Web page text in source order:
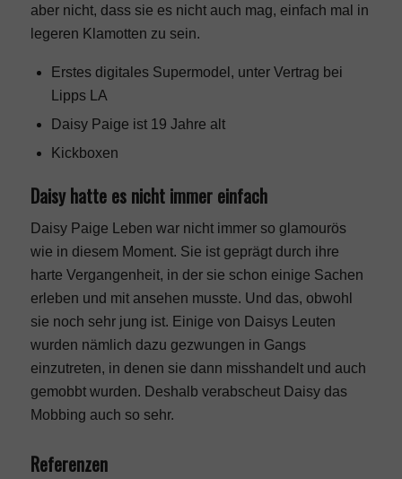
aber nicht, dass sie es nicht auch mag, einfach mal in
legeren Klamotten zu sein.
Erstes digitales Supermodel, unter Vertrag bei
Lipps LA
Daisy Paige ist 19 Jahre alt
Kickboxen
Daisy hatte es nicht immer einfach
Daisy Paige Leben war nicht immer so glamourös
wie in diesem Moment. Sie ist geprägt durch ihre
harte Vergangenheit, in der sie schon einige Sachen
erleben und mit ansehen musste. Und das, obwohl
sie noch sehr jung ist. Einige von Daisys Leuten
wurden nämlich dazu gezwungen in Gangs
einzutreten, in denen sie dann misshandelt und auch
gemobbt wurden. Deshalb verabscheut Daisy das
Mobbing auch so sehr.
Referenzen